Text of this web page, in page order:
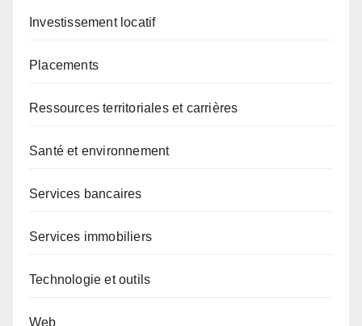
Investissement locatif
Placements
Ressources territoriales et carrières
Santé et environnement
Services bancaires
Services immobiliers
Technologie et outils
Web